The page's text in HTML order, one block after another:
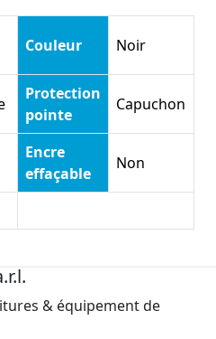
Couleur Noir
Protection
pointe
Capuchon
Encre
effaçable
Non
& équipement de